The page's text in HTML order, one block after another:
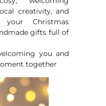
creativity, and
Christmas
gifts full of
you and
together